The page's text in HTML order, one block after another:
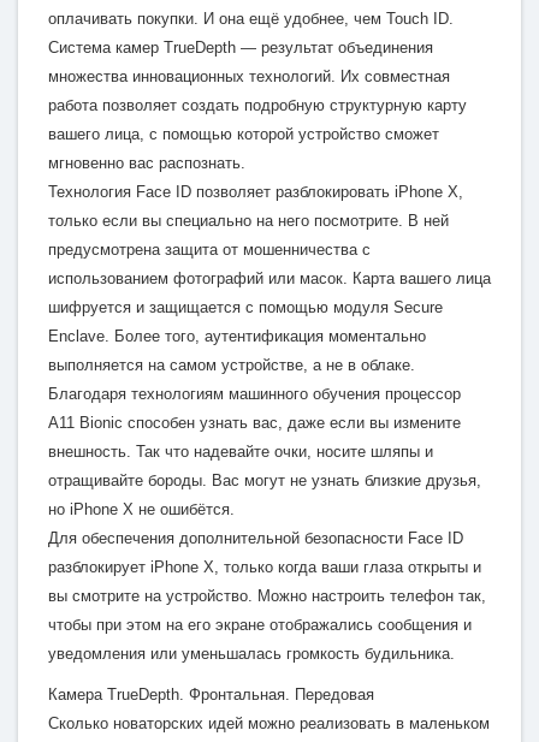
оплачивать покупки. И она ещё удобнее, чем Touch ID.
Система камер TrueDepth — результат объединения
множества инновационных технологий. Их совместная
работа позволяет создать подробную структурную карту
вашего лица, с помощью которой устройство сможет
мгновенно вас распознать.
Технология Face ID позволяет разблокировать iPhone X,
только если вы специально на него посмотрите. В ней
предусмотрена защита от мошенничества с
использованием фотографий или масок. Карта вашего лица
шифруется и защищается с помощью модуля Secure
Enclave. Более того, аутентификация моментально
выполняется на самом устройстве, а не в облаке.
Благодаря технологиям машинного обучения процессор
A11 Bionic способен узнать вас, даже если вы измените
внешность. Так что надевайте очки, носите шляпы и
отращивайте бороды. Вас могут не узнать близкие друзья,
но iPhone X не ошибётся.
Для обеспечения дополнительной безопасности Face ID
разблокирует iPhone X, только когда ваши глаза открыты и
вы смотрите на устройство. Можно настроить телефон так,
чтобы при этом на его экране отображались сообщения и
уведомления или уменьшалась громкость будильника.
Камера TrueDepth. Фронтальная. Передовая
Сколько новаторских идей можно реализовать в маленьком